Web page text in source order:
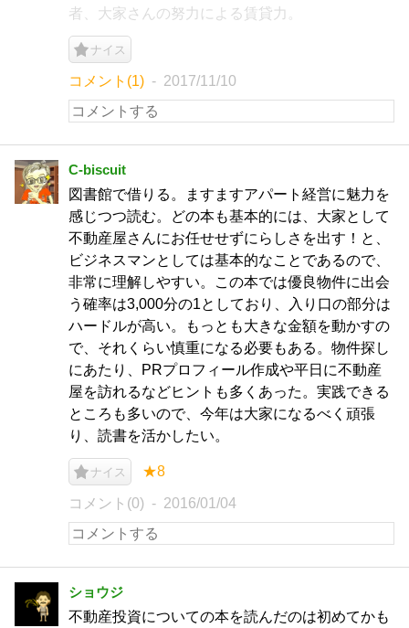
者、大家さんの努力による賃貸力。
ナイス
コメント(1) 2017/11/10
C-biscuit
図書館で借りる。ますますアパート経営に魅力を
感じつつ読む。どの本も基本的には、大家として
不動産屋さんにお任せせずにらしさを出す！と、
ビジネスマンとしては基本的なことであるので、
非常に理解しやすい。この本では優良物件に出会
う確率は3,000分の1としており、入り口の部分は
ハードルが高い。もっとも大きな金額を動かすの
で、それくらい慎重になる必要もある。物件探し
にあたり、PRプロフィール作成や平日に不動産
屋を訪れるなどヒントも多くあった。実践できる
ところも多いので、今年は大家になるべく頑張
り、読書を活かしたい。
ナイス ★8
コメント(0) 2016/01/04
ショウジ
不動産投資についての本を読んだのは初めてかも